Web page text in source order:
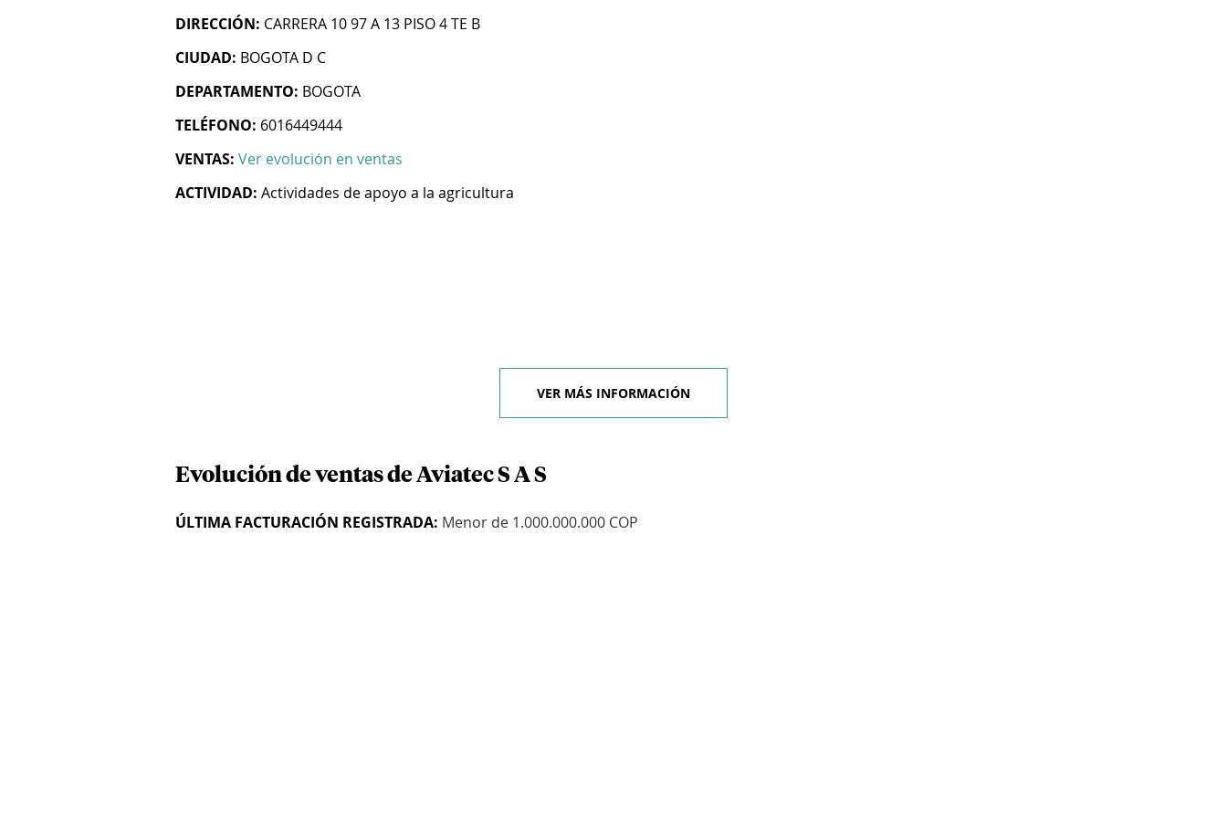
DIRECCIÓN: CARRERA 10 97 A 13 PISO 4 TE B
CIUDAD: BOGOTA D C
DEPARTAMENTO: BOGOTA
TELÉFONO: 6016449444
VENTAS: Ver evolución en ventas
ACTIVIDAD: Actividades de apoyo a la agricultura
VER MÁS INFORMACIÓN
Evolución de ventas de Aviatec S A S
ÚLTIMA FACTURACIÓN REGISTRADA: Menor de 1.000.000.000 COP